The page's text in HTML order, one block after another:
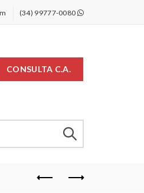
(34) 99777-0080
CONSULTA C.A.